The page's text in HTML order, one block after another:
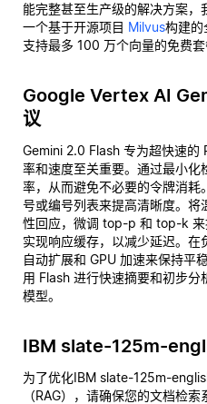
能完整甚至生产级的解决方案，
一个基于开源项目 Milvus构建的
支持最多 100 万个向量的免费
Google Vertex AI
议
Gemini 2.0 Flash 专为超快速的
率和速度至关重要。通过最小化
率，从而避免不必要的令牌消
号或编号列表来提高清晰度。
性回应，微调 top-p 和 top-k
实现响应缓存，以减少延迟。
自动扩展和 GPU 加速来保持平
用 Flash 进行快速摘要和初步
模型。
IBM slate-125m-
为了优化IBM slate-125m-
（RAG），请确保您的文档检